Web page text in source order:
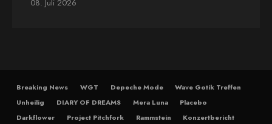
08. Juli 2026
Breaking News WGT Depeche Mode
Wave Gotik Treffen
Unheilig
DIARY OF DREAMS Mera Luna
Placebo
Darkflower
Project Pitchfork Rammstein
Konzertbericht